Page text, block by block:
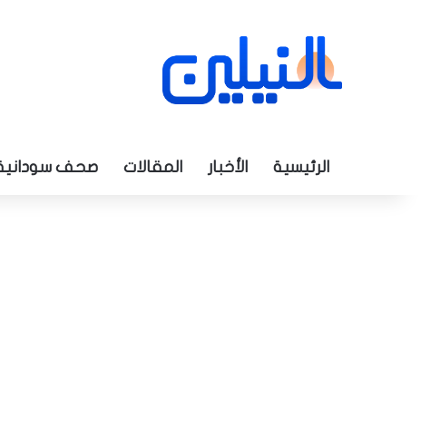
الرئيسية الأخبار المقالات صحف